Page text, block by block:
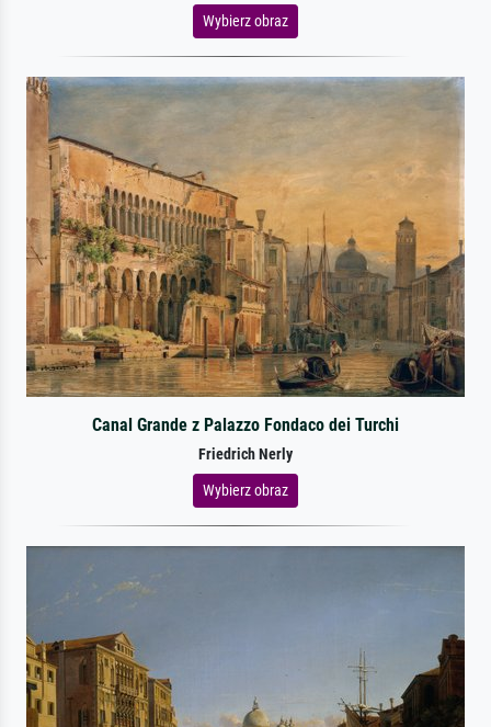
Wybierz obraz
Canal Grande z Palazzo Fondaco dei Turchi
Friedrich Nerly
Wybierz obraz